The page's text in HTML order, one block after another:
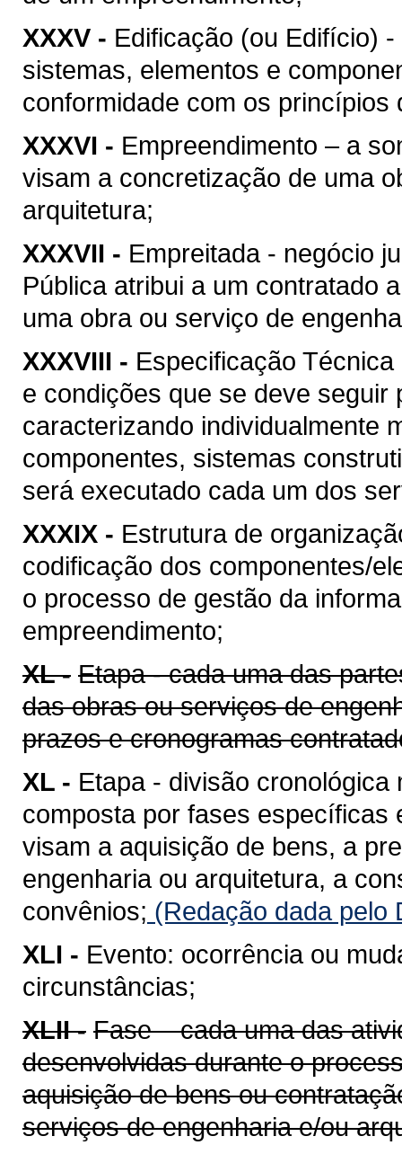
XXXV - Edificação (ou Edifício)
sistemas, elementos e
conformidade com os
XXXVI - Empreendimento – a
visam a concretização de uma
arquitetura;
XXXVII - Empreitada - negócio
Pública atribui a um contratado
uma obra ou serviço de
XXXVIII - Especificação
e condições que se deve seguir
caracterizando individualmente
componentes, sistemas
será executado cada um dos
XXXIX - Estrutura de
codificação dos componentes/
o processo de gestão da
empreendimento;
XL - Etapa - cada uma das
das obras ou serviços de
prazos e cronogramas
XL - Etapa - divisão
composta por fases específicas
visam a aquisição de bens, a
engenharia ou arquitetura, a
convênios; (Redação dada pelo
XLI - Evento: ocorrência ou
circunstâncias;
XLII - Fase – cada uma das
desenvolvidas durante o
aquisição de bens ou
serviços de engenharia e/ou